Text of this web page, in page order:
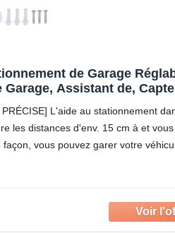
de Garage
Assistant de,
LED, Mesure de
PRÉCISE] L'aide au stationnement
les distances d'env. 15 cm à et
vous pouvez garer votre